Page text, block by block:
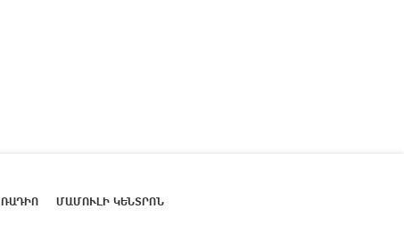
ՌԱԴԻՈ ՄԱՄՈՒԼԻ ԿԵՆՏՐՈՆ